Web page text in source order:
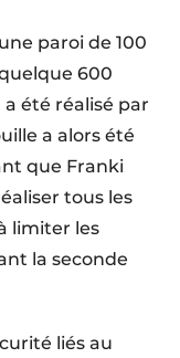
paroi de 100
600
a été réalisé par
a alors été
que Franki
tous les
limiter les
la seconde
liés au